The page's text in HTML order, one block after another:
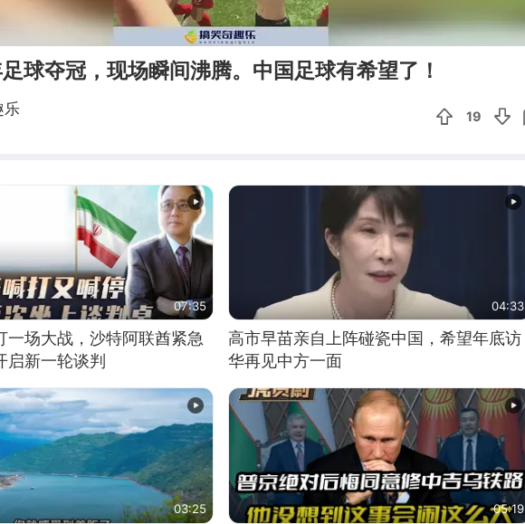
00:15
球夺冠，现场瞬间沸腾。中国足球有希望了！
乐 19
07:35
一场大战，沙特阿联酋紧急
启新一轮谈判
04:33
高市早苗亲自上阵碰瓷中国，希望年底访
华再见中方一面
03:25 05:19